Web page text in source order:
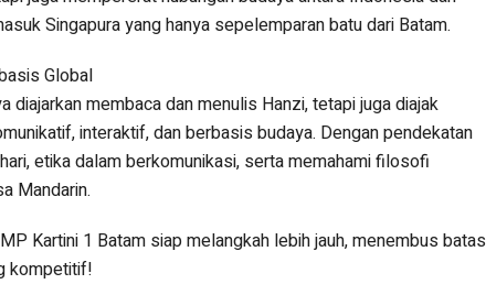
Singapura yang hanya sepelemparan batu dari Batam.
Global
diajarkan membaca dan menulis Hanzi, tetapi juga diajak
interaktif, dan berbasis budaya. Dengan pendekatan
etika dalam berkomunikasi, serta memahami filosofi
Mandarin.
Kartini 1 Batam siap melangkah lebih jauh, menembus batas
kompetitif!